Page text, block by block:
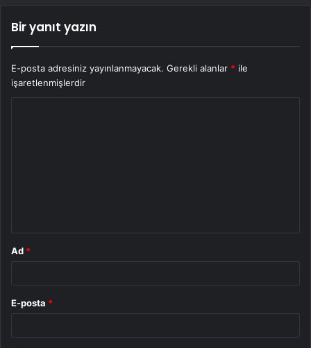
Bir yanıt yazın
E-posta adresiniz yayınlanmayacak. Gerekli alanlar * ile
işaretlenmişlerdir
Ad *
E-posta *